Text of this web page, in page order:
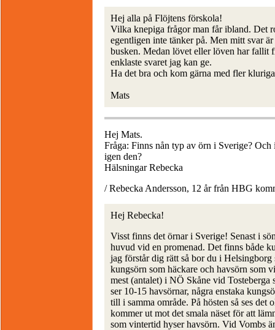
Hej alla på Flöjtens förskola!
Vilka knepiga frågor man får ibland. Det
egentligen inte tänker på. Men mitt svar
busken. Medan lövet eller löven har fallit
enklaste svaret jag kan ge.
Ha det bra och kom gärna med fler
Mats
Hej Mats.
Fråga: Finns nån typ av örn i Sverige?
igen den?
Hälsningar Rebecka
/ Rebecka Andersson, 12 år från HBG
Hej Rebecka!
Visst finns det örnar i Sverige! Senast i
huvud vid en promenad. Det finns både
jag förstår dig rätt så bor du i
kungsörn som häckare och havsörn som
mest (antalet) i NÖ Skåne vid
ser 10-15 havsörnar, några enstaka
till i samma område. På hösten så ses
kommer ut mot det smala näset för att
som vintertid hyser havsörn. Vid Vombs